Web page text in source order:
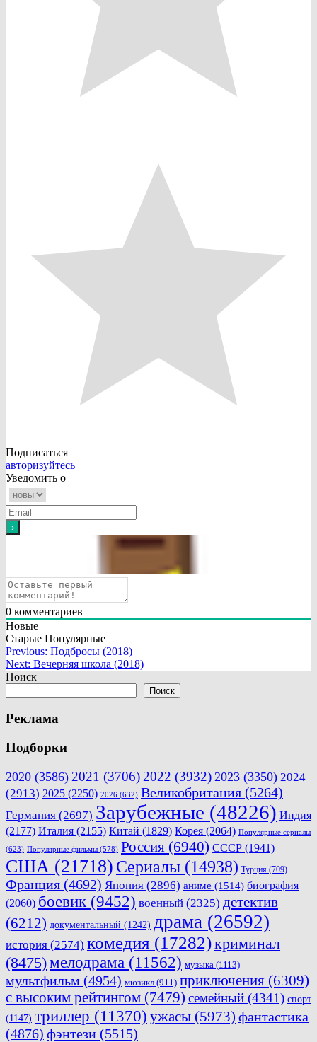
Подписаться
авторизуйтесь
Уведомить о
0 комментариев
Новые
Старые Популярные
Навигация
по
Previous: Подбросы (2018)
Next: Вечерняя школа (2018)
Поиск
Поиск
Реклама
Подборки
2020 (3586) 2021 (3706) 2022 (3932) 2023 (3350) 2024
(2913) 2025 (2250) 2026 (632) Великобритания (5264)
Германия (2697) Зарубежные (48226) Индия
(2177) Италия (2155) Китай (1829) Корея (2064) Популярные сериалы
(623) Популярные фильмы (578) Россия (6940) СССР (1941)
США (21718) Сериалы (14938) Турция (709)
Франция (4692) Япония (2896) аниме (1514) биография
(2060) боевик (9452) военный (2325) детектив
(6212) документальный (1242) драма (26592)
история (2574) комедия (17282)криминал
(8475)мелодрама (11562) музыка (1113)
мультфильм (4954) мюзикл (911) приключения (6309)
с высоким рейтингом (7479) семейный (4341) спорт
(1147) триллер (11370) ужасы (5973) фантастика
(4876) фэнтези (5515)